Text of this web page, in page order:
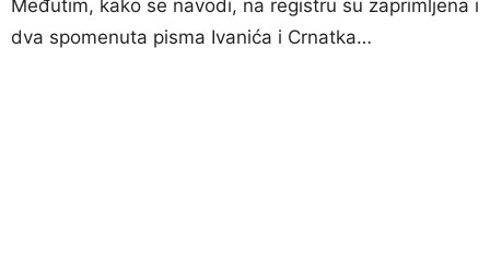
Međutim, kako se navodi, na registru su zaprimljena i
dva spomenuta pisma Ivanića i Crnatka…